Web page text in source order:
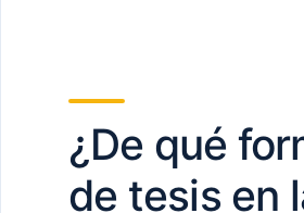
¿De qué
de tesis en